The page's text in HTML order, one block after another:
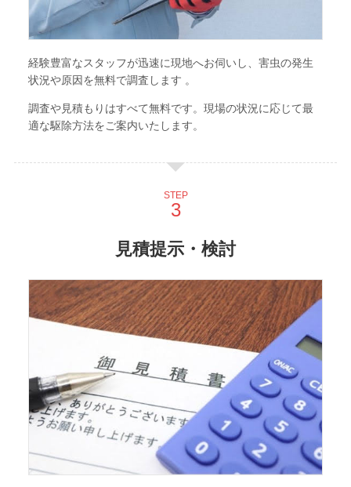
経験豊富なスタッフが迅速に現地へお伺いし、害虫の発生
状況や原因を無料で調査します 。
調査や見積もりはすべて無料です。現場の状況に応じて最
適な駆除方法をご案内いたします。
STEP
見積提示・検討